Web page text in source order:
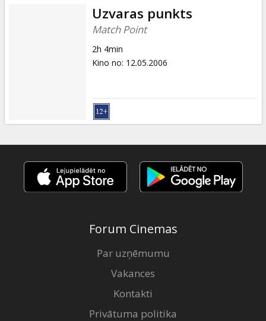
Uzvaras punkts
Match Point
2h 4min
Kino no: 12.05.2006
Forum Cinemas
Par uzņēmumu
Vakances
Kontakti
Privātuma politika